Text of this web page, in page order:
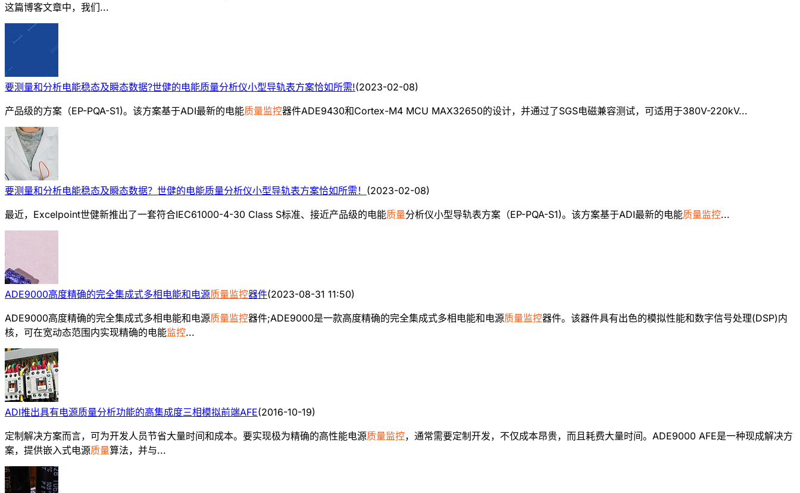
这篇博客文章中，我们...
要测量和分析电能稳态及瞬态数据?世健的电能质量分析仪小型导轨表方案恰如所需!(2023-02-08)
产品级的方案（EP-PQA-S1)。该方案基于ADI最新的电能质量监控器件ADE9430和Cortex-M4 MCU MAX32650的设计，并通过了SGS电磁兼容测试，可适用于380V-220kV...
要测量和分析电能稳态及瞬态数据？世健的电能质量分析仪小型导轨表方案恰如所需！ (2023-02-08)
最近，Excelpoint世健新推出了一套符合IEC61000-4-30 Class S标准、接近产品级的电能质量分析仪小型导轨表方案（EP-PQA-S1)。该方案基于ADI最新的电能质量监控...
ADE9000高度精确的完全集成式多相电能和电源质量监控器件(2023-08-31 11:50)
ADE9000高度精确的完全集成式多相电能和电源质量监控器件;ADE9000是一款高度精确的完全集成式多相电能和电源质量监控器件。该器件具有出色的模拟性能和数字信号处理(DSP)内
核，可在宽动态范围内实现精确的电能监控...
ADI推出具有电源质量分析功能的高集成度三相模拟前端AFE(2016-10-19)
定制解决方案而言，可为开发人员节省大量时间和成本。要实现极为精确的高性能电源质量监控，通常需要定制开发，不仅成本昂贵，而且耗费大量时间。ADE9000 AFE是一种现成解决方
案，提供嵌入式电源质量算法，并与...